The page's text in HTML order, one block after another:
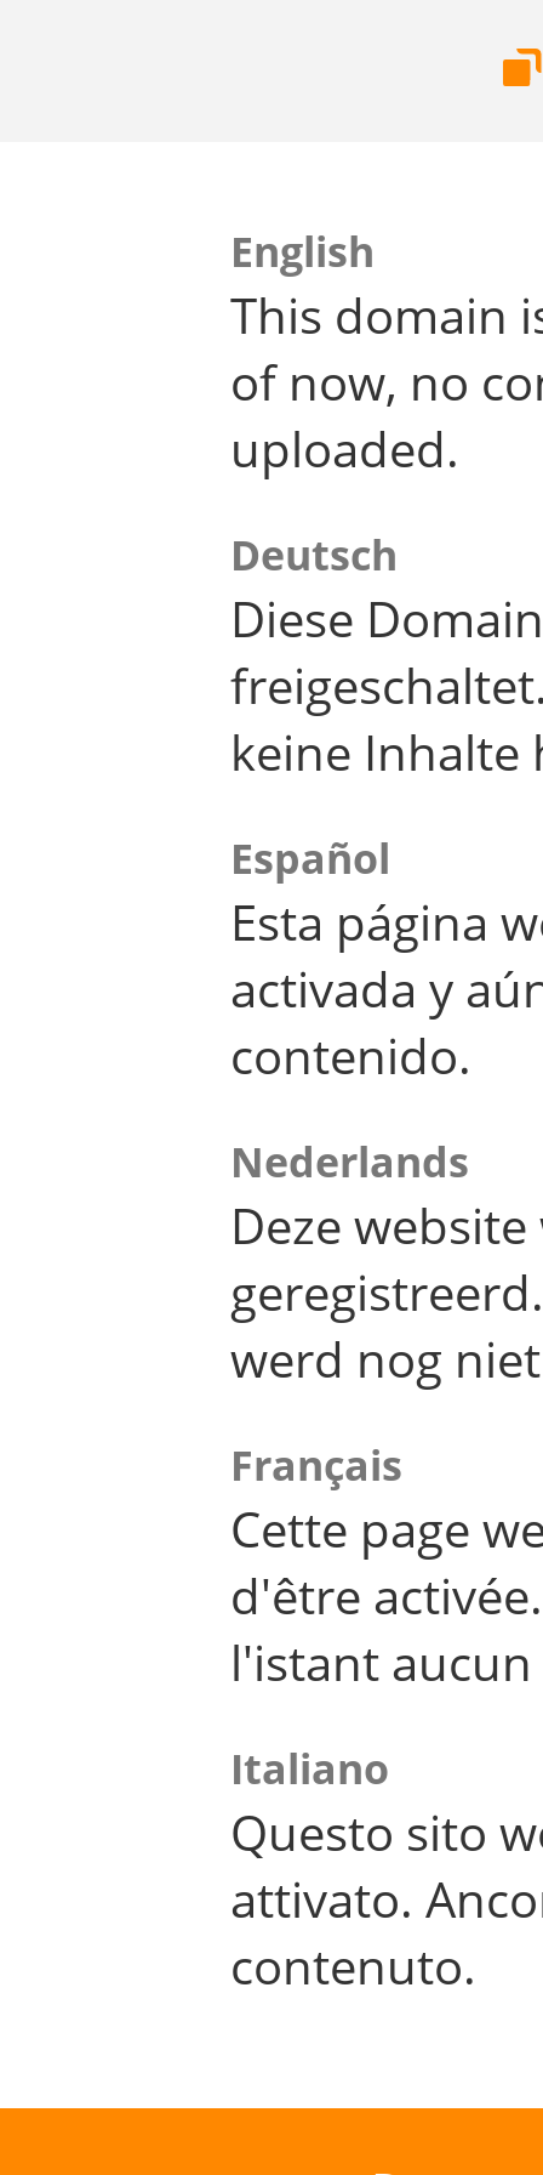
English
This domain
of now, no
uploaded.
Deutsch
Diese
keine Inhalte
Español
Esta página
activada y
contenido.
Nederlands
Deze
werd nog
Français
Cette page
d'être
l'istant
Italiano
Questo sito
attivato.
contenuto.